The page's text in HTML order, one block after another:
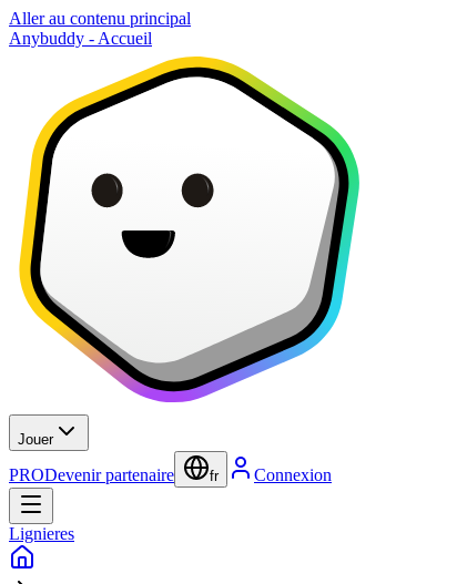
Aller au contenu principal
Anybuddy - Accueil
Jouer
PRODevenir partenaire fr Connexion
Lignieres